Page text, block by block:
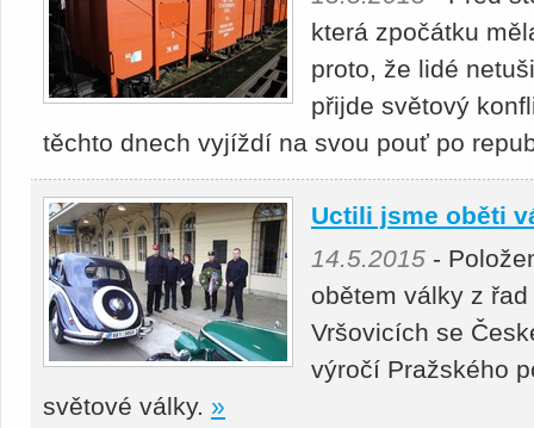
která zpočátku
proto, že lidé
přijde světový
těchto dnech vyjíždí na svou pouť po
Uctili jsme oběti
14.5.2015 -
obětem války z
Vršovicích se
výročí Pražského
světové války. »